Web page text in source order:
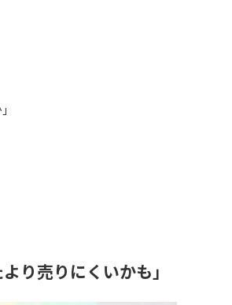
より売りにくいかも」